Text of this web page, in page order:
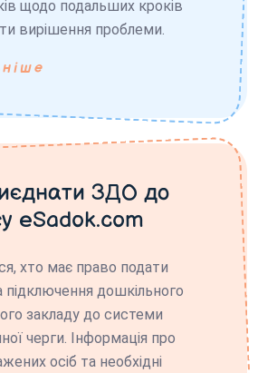
щодо подальших кроків
вирішення проблеми.
ЗДО до
eSadok.com
хто має право подати
підключення дошкільного
закладу до системи
черги. Інформація про
осіб та необхідні